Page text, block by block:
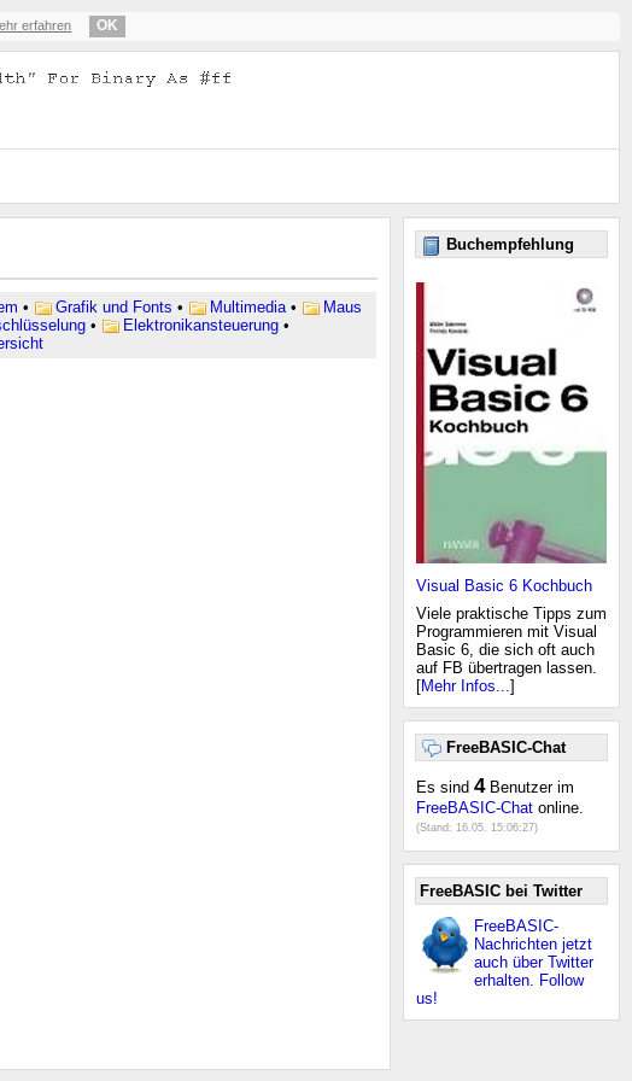
erfahren OK
Buchempfehlung
Visual Basic 6 Kochbuch
Viele praktische Tipps zum
Programmieren mit Visual
Basic 6, die sich oft auch
auf FB übertragen lassen.
[Mehr Infos...]
FreeBASIC-Chat
Es sind 4Benutzer im
FreeBASIC-Chat online.
(Stand: 16.05. 15:06:27)
FreeBASIC bei Twitter
FreeBASIC-
Nachrichten jetzt
auch über Twitter
erhalten. Follow
us!
• Grafik und Fonts • Multimedia•
Maus
• Elektronikansteuerung •